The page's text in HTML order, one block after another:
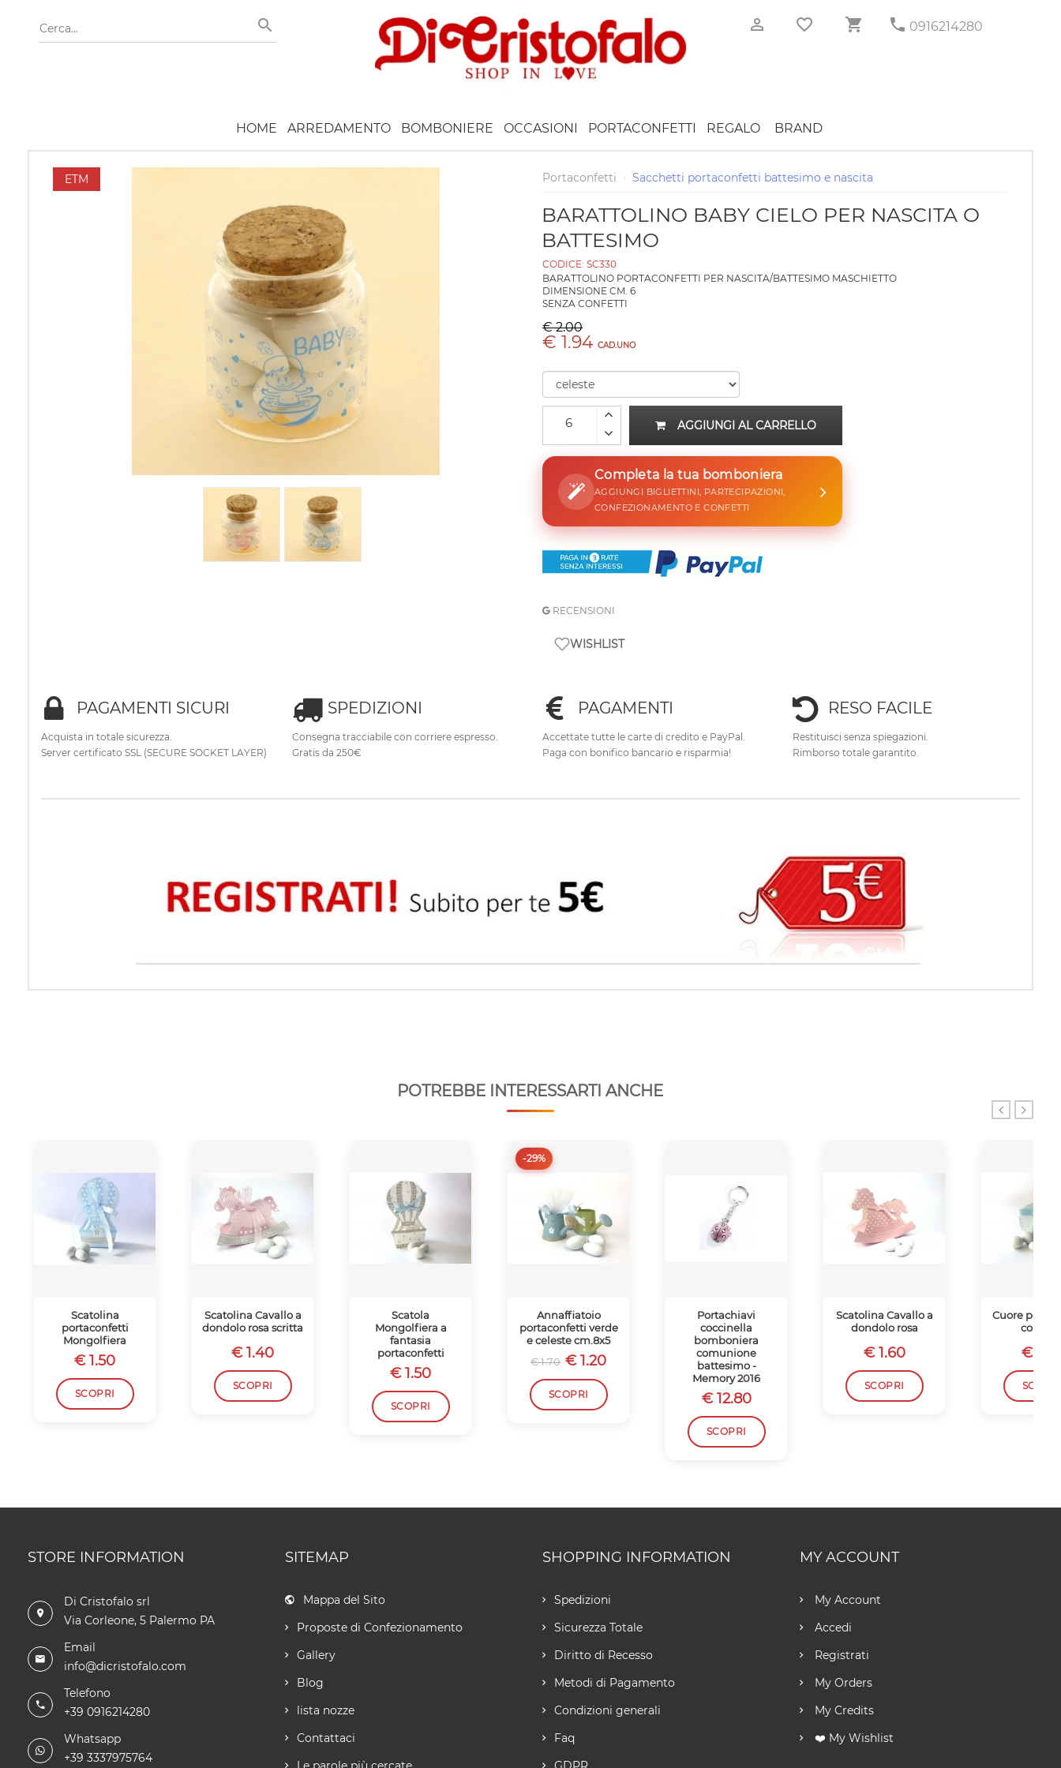
0916214280
HOME ARREDAMENTO BOMBONIERE OCCASIONI PORTACONFETTI REGALO BRAND
ETM Portaconfetti › Sacchetti portaconfetti battesimo e nascita
BARATTOLINO BABY CIELO PER NASCITA O
BATTESIMO
CODICE: SC330
BARATTOLINO PORTACONFETTI PER NASCITA/BATTESIMO MASCHIETTO
DIMENSIONE CM. 6
SENZA CONFETTI
€ 2.00
€ 1.94 CAD.UNO
AGGIUNGI AL CARRELLO
Completa la tua bomboniera
AGGIUNGI BIGLIETTINI, PARTECIPAZIONI,
CONFEZIONAMENTO E CONFETTI
RECENSIONI
WISHLIST
PAGAMENTI SICURI
Acquista in totale sicurezza.
Server certificato SSL (SECURE SOCKET LAYER)
SPEDIZIONI
Consegna tracciabile con corriere espresso.
Gratis da 250€
PAGAMENTI
Accettate tutte le carte di credito e PayPal.
Paga con bonifico bancario e risparmia!
RESO FACILE
Restituisci senza spiegazioni.
Rimborso totale garantito.
POTREBBE INTERESSARTI ANCHE
Scatolina
portaconfetti
Mongolfiera
€ 1.50
SCOPRI
Scatolina Cavallo a
dondolo rosa scritta
€ 1.40
SCOPRI
Scatola
Mongolfiera a
fantasia
portaconfetti
€ 1.50
SCOPRI
-29%
Annaffiatoio
portaconfetti verde
e celeste cm.8x5
€ 1.70 € 1.20
SCOPRI
Portachiavi
coccinella
bomboniera
comunione
battesimo -
Memory 2016
€ 12.80
SCOPRI
Scatolina Cavallo a
dondolo rosa
€ 1.60
SCOPRI
Cuore
con
€
STORE INFORMATION
Di Cristofalo srl
Via Corleone, 5 Palermo PA
Email
info@dicristofalo.com
Telefono
+39 0916214280
Whatsapp
+39 3337975764
SITEMAP
Mappa del Sito
Proposte di Confezionamento
Gallery
Blog
lista nozze
Contattaci
SHOPPING INFORMATION
Spedizioni
Sicurezza Totale
Diritto di Recesso
Metodi di Pagamento
Condizioni generali
Faq
MY ACCOUNT
My Account
Accedi
Registrati
My Orders
My Credits
❤️ My Wishlist